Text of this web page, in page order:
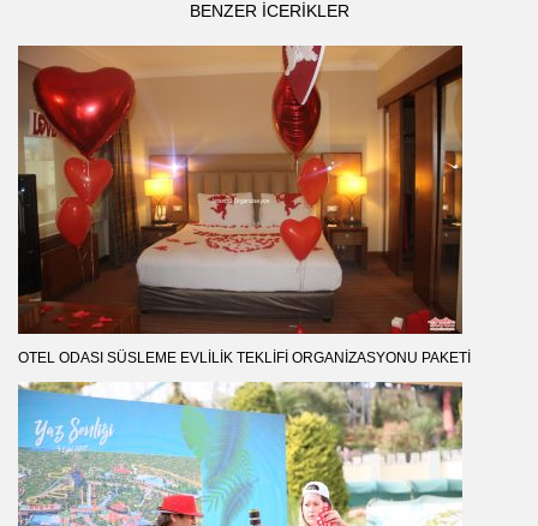
BENZER ICERIKLER
OTEL ODASI SÜSLEME EVLILIK TEKLIFI ORGANIZASYONU PAKETI